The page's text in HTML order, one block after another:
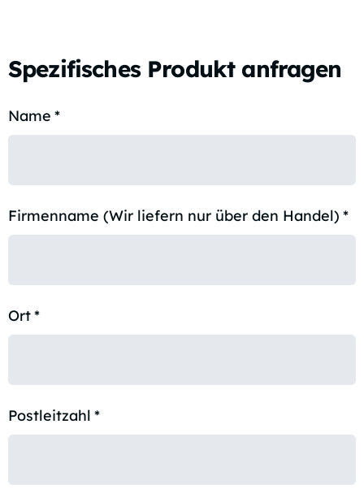
Spezifisches Produkt anfragen
Name *
Firmenname (Wir liefern nur über den Handel) *
Ort*
Postleitzahl *